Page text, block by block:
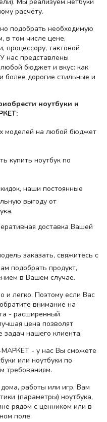
расчёту.
подобрать необходимую
в том числе цене,
процессору, тактовой
нас представлены
бюджет и вкус: как
более дорогие стильные и
ноутбуки и
моделей на любой бюджет
купить ноутбук по
наши постоянные
выгоду от
доставка Вашей
заказать, свяжитесь с
подобрать продукт,
в Вашем случае.
и легко. Поэтому если Вас
внимание на
- расширенный
цена позволят
нашего клиента.
- у нас Вы сможете
или ноутбуки по
требованиям.
работы или игр, Вам
(параметры) ноутбука,
рядом с ценником или в
поле.